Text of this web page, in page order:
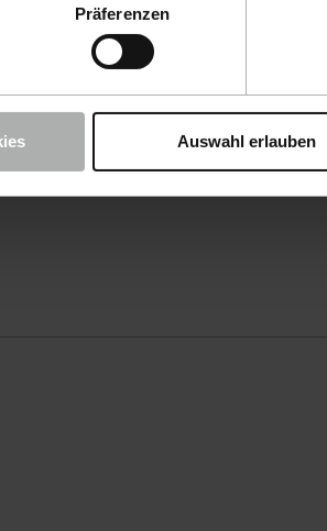
Präferenzen
Auswahl erlauben